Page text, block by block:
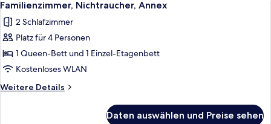
Annex
Fotos
für
Familienzimmer,
Nichtraucher,
Annex
anzeigen
14
Familienzimmer, Nichtraucher, Annex
2 Schlafzimmer
Platz für 4 Personen
1 Queen-Bett und 1 Einzel-Etagenbett
Kostenloses WLAN
Weitere Details
Weitere
Daten auswählen und Preise sehen